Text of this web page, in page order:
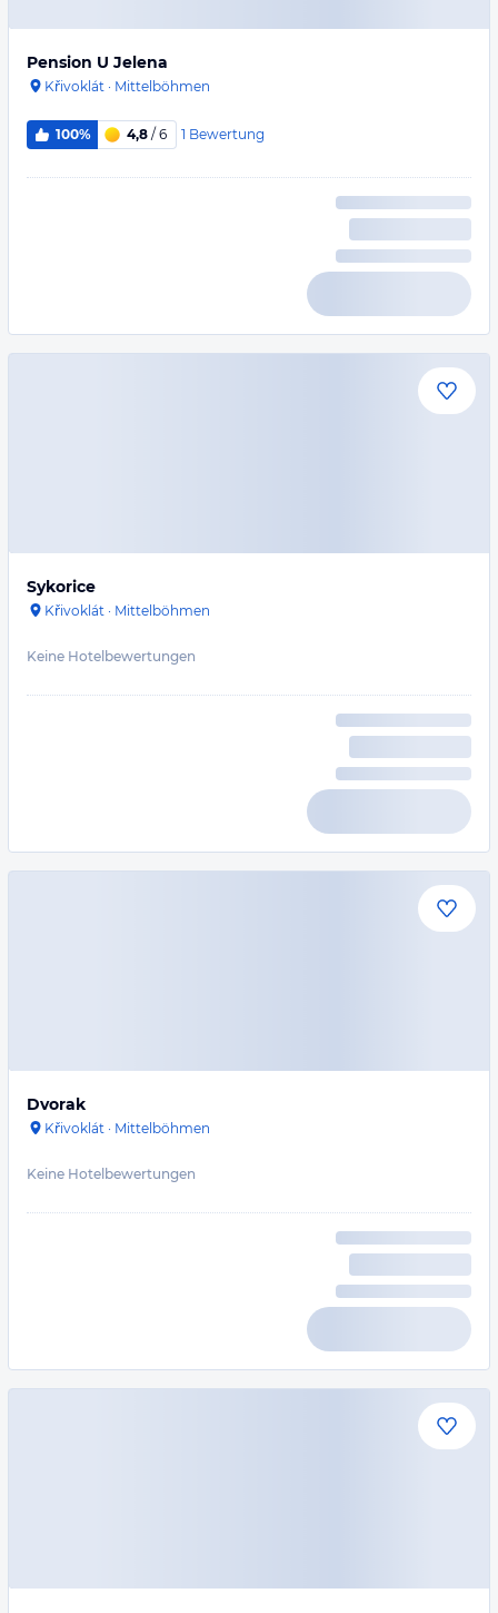
Pension U Jelena
Křivoklát · Mittelböhmen
100% 4,8 / 6 1 Bewertung
Sykorice
Křivoklát · Mittelböhmen
Keine Hotelbewertungen
Dvorak
Křivoklát · Mittelböhmen
Keine Hotelbewertungen